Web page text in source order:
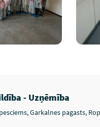
- Uzņēmība
Garkalnes pagasts,